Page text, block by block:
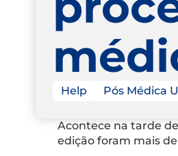
Help Pós Médica
Acontece na tarde
edição foram mais